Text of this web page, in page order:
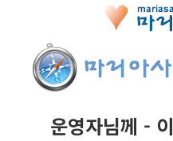
운영자님께 -